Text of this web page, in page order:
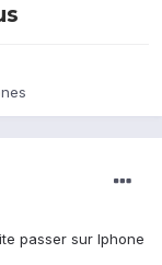
passer sur Iphone